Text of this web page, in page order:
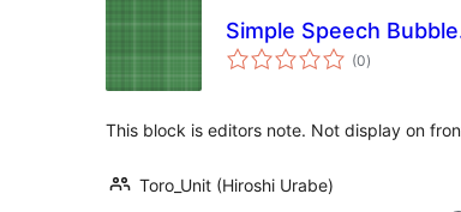
Simple Speech
(0საერთო
რეიტინგი
)
This block is editors note. Not display on
Toro_Unit (Hiroshi Urabe)